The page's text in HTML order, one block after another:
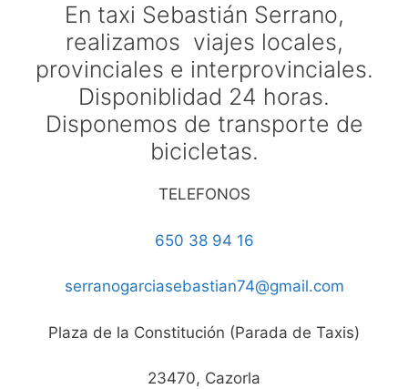
En taxi Sebastián Serrano,
realizamos viajes locales,
provinciales e interprovinciales.
Disponiblidad 24 horas.
Disponemos de transporte de
bicicletas.
TELEFONOS
650 38 94 16
serranogarciasebastian74@gmail.com
Plaza de la Constitución (Parada de Taxis)
23470, Cazorla